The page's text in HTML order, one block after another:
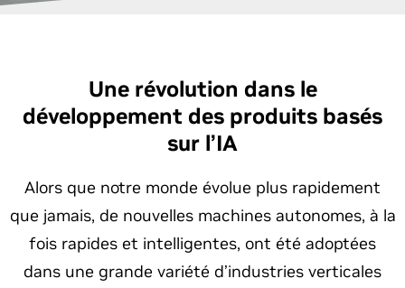
Une révolution dans le
développement des produits basés
sur l’IA
Alors que notre monde évolue plus rapidement
que jamais, de nouvelles machines autonomes, à la
fois rapides et intelligentes, ont été adoptées
dans une grande variété d’industries verticales